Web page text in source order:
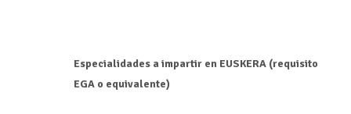
Especialidades a impartir en EUSKERA (requisito
EGA o equivalente)